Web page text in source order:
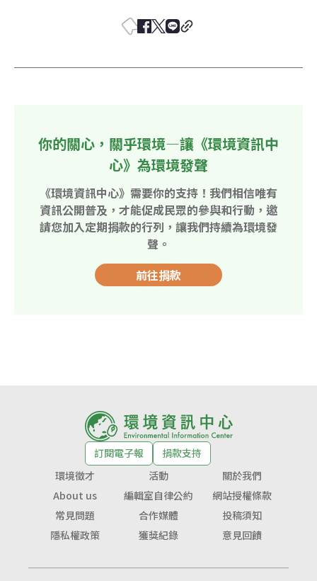
你的關心，關乎環境—讓《環境資訊中
心》為環境發聲
《環境資訊中心》需要你的支持！我們相信唯有
資訊公開普及，才能促成民眾的參與和行動，邀
請您加入定期捐款的行列，讓我們持續為環境發
聲。
前往捐款
訂閱電子報
捐款支持
環境徵才
活動
關於我們
About us
編輯室自律公約
網站授權條款
常見問題
合作媒體
投稿須知
隱私權政策
獲獎紀錄 意見回饋